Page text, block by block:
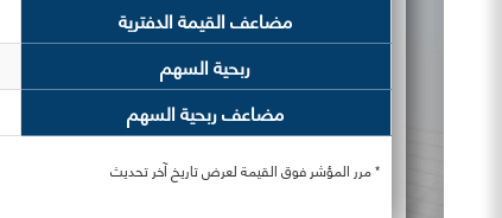
مضاعف القيمة الدفترية
ربحية السهم
مضاعف ربحية السهم
* مرر المؤشر فوق القيمة لعرض تاريخ آخر تحديث